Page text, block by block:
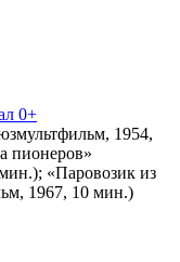
0+
1954,
пионеров»
«Паровозик из
1967, 10 мин.)